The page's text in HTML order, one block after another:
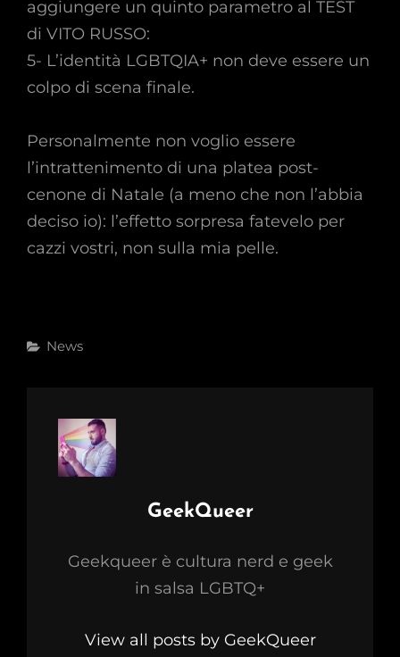
aggiungere un quinto parametro al TEST
di VITO RUSSO:
5- L’identità LGBTQIA+ non deve essere un
colpo di scena finale.
Personalmente non voglio essere
l’intrattenimento di una platea post-
cenone di Natale (a meno che non l’abbia
deciso io): l’effetto sorpresa fatevelo per
cazzi vostri, non sulla mia pelle.
Categories
News
Author:
GeekQueer
Geekqueer è cultura nerd e geek
in salsa LGBTQ+
View all posts by GeekQueer